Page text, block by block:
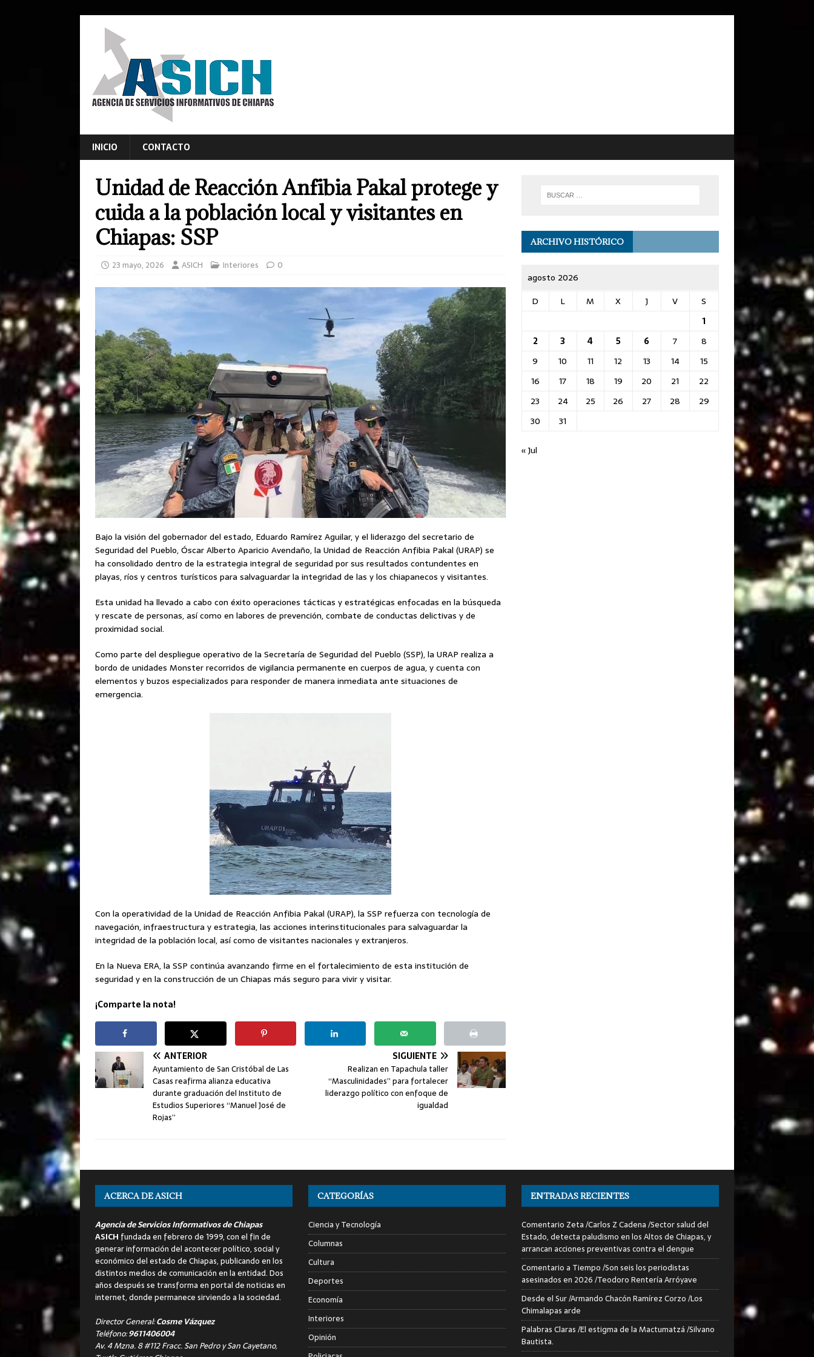
INICIO CONTACTO
Unidad de Reacción Anfibia Pakal protege y
cuida a la población local y visitantes en
Chiapas: SSP
23 mayo, 2026 ASICH Interiores 0
Bajo la visión del gobernador del estado, Eduardo Ramírez Aguilar, y el liderazgo del secretario de
Seguridad del Pueblo, Óscar Alberto Aparicio Avendaño, la Unidad de Reacción Anfibia Pakal (URAP) se
ha consolidado dentro de la estrategia integral de seguridad por sus resultados contundentes en
playas, ríos y centros turísticos para salvaguardar la integridad de las y los chiapanecos y visitantes.
Esta unidad ha llevado a cabo con éxito operaciones tácticas y estratégicas enfocadas en la búsqueda
y rescate de personas, así como en labores de prevención, combate de conductas delictivas y de
proximidad social.
Como parte del despliegue operativo de la Secretaría de Seguridad del Pueblo (SSP), la URAP realiza a
bordo de unidades Monster recorridos de vigilancia permanente en cuerpos de agua, y cuenta con
elementos y buzos especializados para responder de manera inmediata ante situaciones de
emergencia.
Con la operatividad de la Unidad de Reacción Anfibia Pakal (URAP), la SSP refuerza con tecnología de
navegación, infraestructura y estrategia, las acciones interinstitucionales para salvaguardar la
integridad de la población local, así como de visitantes nacionales y extranjeros.
En la Nueva ERA, la SSP continúa avanzando firme en el fortalecimiento de esta institución de
seguridad y en la construcción de un Chiapas más seguro para vivir y visitar.
¡Comparte la nota!
ANTERIOR
Ayuntamiento de San Cristóbal de Las
Casas reafirma alianza educativa
durante graduación del Instituto de
Estudios Superiores “Manuel José de
Rojas”
SIGUIENTE
Realizan en Tapachula taller
“Masculinidades” para fortalecer
liderazgo político con enfoque de
igualdad
ARCHIVO HISTÓRICO
agosto 2026
D
L M X J V
S
1
2
3 4 5 6 7
8
9
10 11 12 13 14
15
16
17 18 19 20 21
22
23
24 25 26 27 28
29
30
31
« Jul
ACERCA DE ASICH
Agencia de Servicios Informativos de Chiapas
ASICH fundada en febrero de 1999, con el fin de
generar información del acontecer político, social y
económico del estado de Chiapas, publicando en los
distintos medios de comunicación en la entidad. Dos
años después se transforma en portal de noticias en
internet, donde permanece sirviendo a la sociedad.
Director General:Cosme Vázquez
Teléfono:9611406004
Av. 4 Mzna. 8 #112 Fracc. San Pedro y San Cayetano,
CATEGORÍAS
Ciencia y Tecnología
Columnas
Cultura
Deportes
Economía
Interiores
Opinión
ENTRADAS RECIENTES
Comentario Zeta /Carlos Z Cadena /Sector salud del
Estado, detecta paludismo en los Altos de Chiapas, y
arrancan acciones preventivas contra el dengue
Comentario a Tiempo /Son seis los periodistas
asesinados en 2026 /Teodoro Rentería Arróyave
Desde el Sur /Armando Chacón Ramírez Corzo /Los
Chimalapas arde
Palabras Claras /El estigma de la Mactumatzá /Silvano
Bautista.